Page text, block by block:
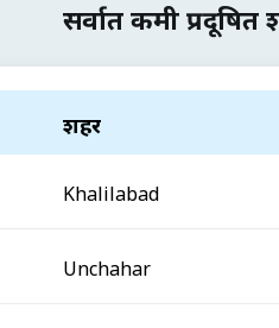
सर्वात कमी प्रदूषित
शहर
Khalilabad
Unchahar